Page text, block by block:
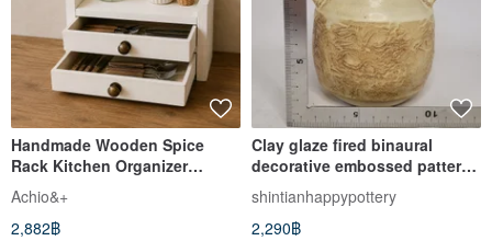
Handmade Wooden Spice
Rack Kitchen Organizer
Drawer Storage Japanese
Cedar
Achio&+
2,882฿
Clay glaze fired binaural
decorative embossed pattern
teahouse
shintianhappypottery
2,290฿